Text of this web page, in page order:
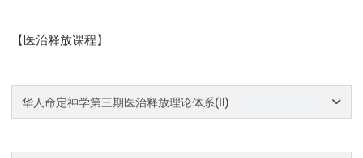
神的愤怒系列
教会系列
智慧愚昧与狂妄
时间管理和学习方法
爱神系列
喜乐系列
【医治释放课程】
华人命定神学第三期医治释放理论体系(II)